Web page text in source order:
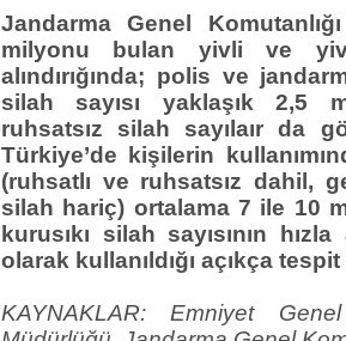
Jandarma Genel
milyonu bulan yivli ve
alındırığında; polis ve
silah sayısı yaklaşık 2,5
ruhsatsız silah sayılaır da
Türkiye’de kişilerin
(ruhsatlı ve ruhsatsız dahil,
silah hariç) ortalama 7 ile 10
kurusıkı silah sayısının
olarak kullanıldığı açıkça
KAYNAKLAR: Emniyet